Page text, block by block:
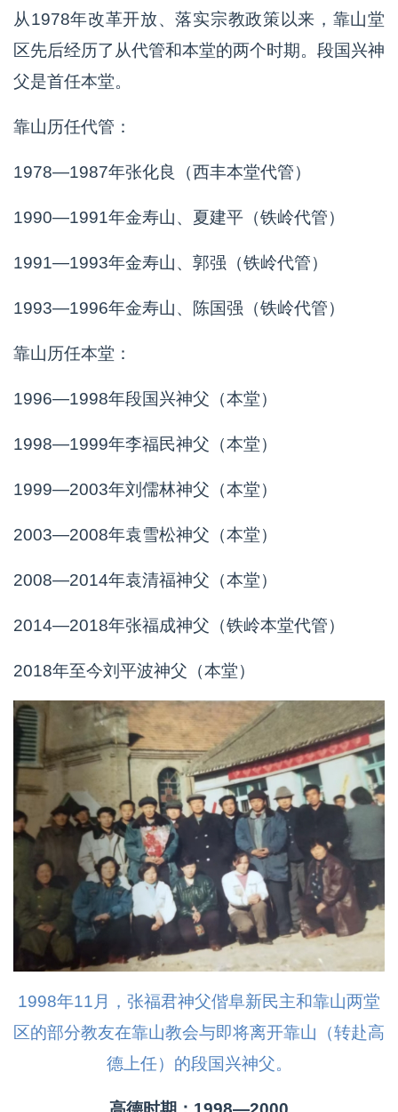
从1978年改革开放、落实宗教政策以来，靠山堂
区先后经历了从代管和本堂的两个时期。段国兴神
父是首任本堂。
靠山历任代管：
1978—1987年张化良（西丰本堂代管）
1990—1991年金寿山、夏建平（铁岭代管）
1991—1993年金寿山、郭强（铁岭代管）
1993—1996年金寿山、陈国强（铁岭代管）
靠山历任本堂：
1996—1998年段国兴神父（本堂）
1998—1999年李福民神父（本堂）
1999—2003年刘儒林神父（本堂）
2003—2008年袁雪松神父（本堂）
2008—2014年袁清福神父（本堂）
2014—2018年张福成神父（铁岭本堂代管）
2018年至今刘平波神父（本堂）
1998年11月，张福君神父偕阜新民主和靠山两堂
区的部分教友在靠山教会与即将离开靠山（转赴高
德上任）的段国兴神父。